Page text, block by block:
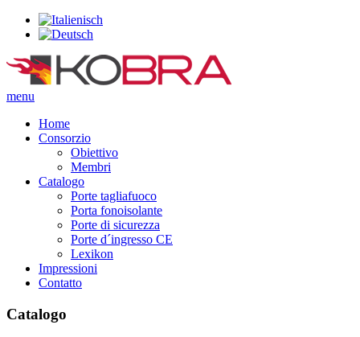
menu
Home
Consorzio
Obiettivo
Membri
Catalogo
Porte tagliafuoco
Porta fonoisolante
Porte di sicurezza
Porte d´ingresso CE
Lexikon
Impressioni
Contatto
Catalogo